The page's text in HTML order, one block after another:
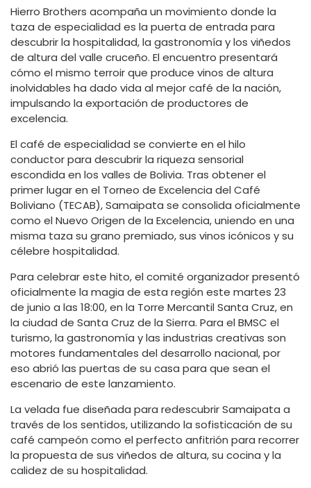
Hierro Brothers acompaña un movimiento donde la
taza de especialidad es la puerta de entrada para
descubrir la hospitalidad, la gastronomía y los viñedos
de altura del valle cruceño. El encuentro presentará
cómo el mismo terroir que produce vinos de altura
inolvidables ha dado vida al mejor café de la nación,
impulsando la exportación de productores de
excelencia.
El café de especialidad se convierte en el hilo
conductor para descubrir la riqueza sensorial
escondida en los valles de Bolivia. Tras obtener el
primer lugar en el Torneo de Excelencia del Café
Boliviano (TECAB), Samaipata se consolida oficialmente
como el Nuevo Origen de la Excelencia, uniendo en una
misma taza su grano premiado, sus vinos icónicos y su
célebre hospitalidad.
Para celebrar este hito, el comité organizador presentó
oficialmente la magia de esta región este martes 23
de junio a las 18:00, en la Torre Mercantil Santa Cruz, en
la ciudad de Santa Cruz de la Sierra. Para el BMSC el
turismo, la gastronomía y las industrias creativas son
motores fundamentales del desarrollo nacional, por
eso abrió las puertas de su casa para que sean el
escenario de este lanzamiento.
La velada fue diseñada para redescubrir Samaipata a
través de los sentidos, utilizando la sofisticación de su
café campeón como el perfecto anfitrión para recorrer
la propuesta de sus viñedos de altura, su cocina y la
calidez de su hospitalidad.